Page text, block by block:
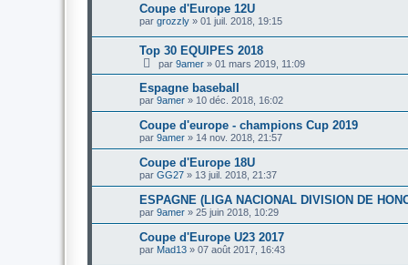
Coupe d'Europe 12U
par grozzly » 01 juil. 2018, 19:15
Top 30 EQUIPES 2018
par 9amer » 01 mars 2019, 11:09
Espagne baseball
par 9amer » 10 déc. 2018, 16:02
Coupe d'europe - champions Cup 2019
par 9amer » 14 nov. 2018, 21:57
Coupe d'Europe 18U
par GG27 » 13 juil. 2018, 21:37
ESPAGNE (LIGA NACIONAL DIVISION DE
par 9amer » 25 juin 2018, 10:29
Coupe d'Europe U23 2017
par Mad13 » 07 août 2017, 16:43